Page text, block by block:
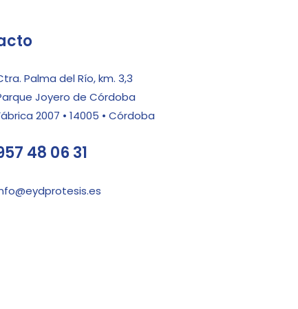
Palma del Río, km. 3,3
Joyero de Córdoba
2007 • 14005 • Córdoba
48 06 31